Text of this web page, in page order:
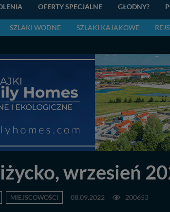
OFERTY SPECJALNE GŁODNY?
SZLAKI WODNE SZLAKI KAJAKOWE
wrzesień
MIEJSCOWOŚCI 08.09.2022 200653